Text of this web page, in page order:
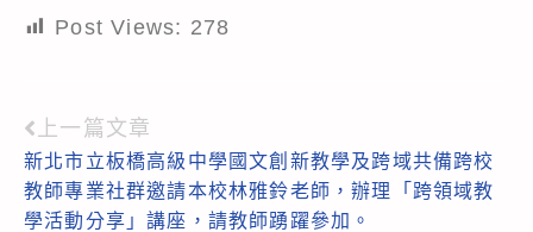
Post Views: 278
Read
more
articles
上一篇文章
新北市立板橋高級中學國文創新教學及跨域共備跨校
教師專業社群邀請本校林雅鈴老師，辦理「跨領域教
學活動分享」講座，請教師踴躍參加。